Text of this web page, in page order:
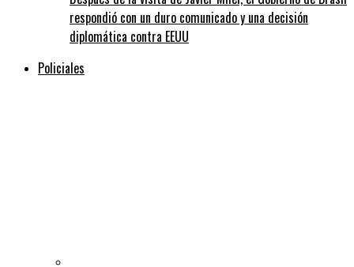
respondió con un duro comunicado y una decisión
diplomática contra EEUU
Policiales